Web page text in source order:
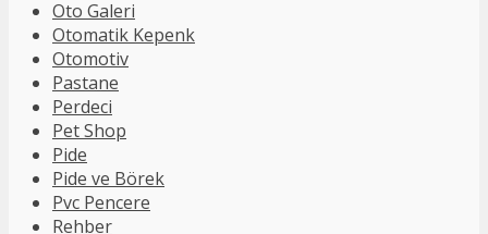
Oto Galeri
Otomatik Kepenk
Otomotiv
Pastane
Perdeci
Pet Shop
Pide
Pide ve Börek
Pvc Pencere
Rehber